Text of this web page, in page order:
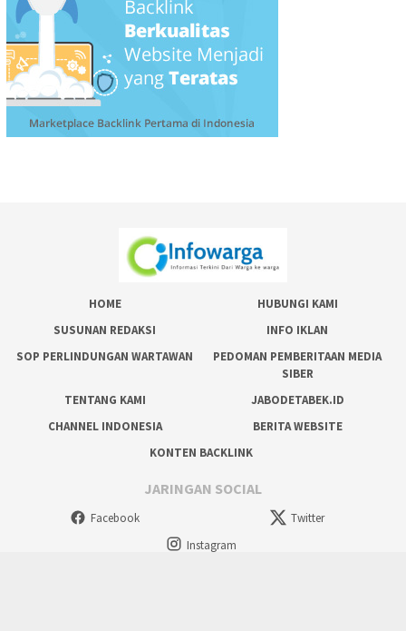
HOME
HUBUNGI KAMI
SUSUNAN REDAKSI
INFO IKLAN
SOP PERLINDUNGAN WARTAWAN
PEDOMAN PEMBERITAAN MEDIA
SIBER
TENTANG KAMI
JABODETABEK.ID
CHANNEL INDONESIA
BERITA WEBSITE
KONTEN BACKLINK
JARINGAN SOCIAL
Facebook
Twitter
Instagram